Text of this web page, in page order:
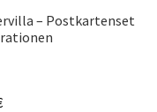
– Postkartenset
Aktueller